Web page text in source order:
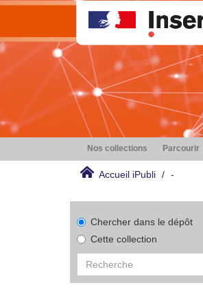
Nos collections Parcourir
Accueil iPubli -
Chercher dans le dépôt
Cette collection